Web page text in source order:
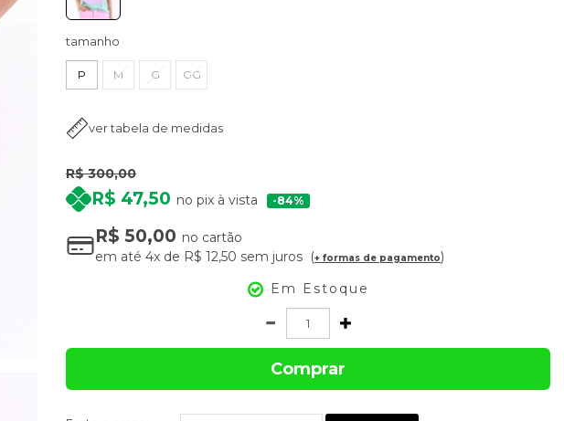
tamanho
P M G GG
ver tabela de medidas
R$ 300,00
R$ 47,50 no pix à vista 84%
R$ 50,00 no cartão
em até 4x de R$ 12,50 sem juros + formas de pagamento
Em Estoque
Comprar